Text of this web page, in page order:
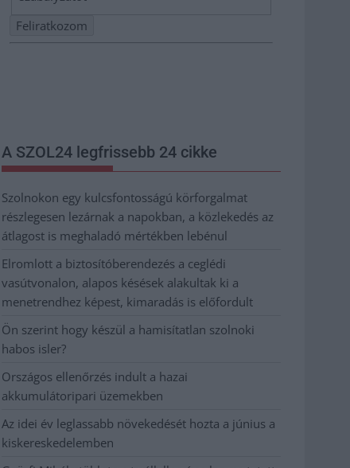
A SZOL24 legfrissebb 24 cikke
Szolnokon egy kulcsfontosságú körforgalmat
részlegesen lezárnak a napokban, a közlekedés az
átlagost is meghaladó mértékben lebénul
Elromlott a biztosítóberendezés a ceglédi
vasútvonalon, alapos késések alakultak ki a
menetrendhez képest, kimaradás is előfordult
Ön szerint hogy készül a hamisítatlan szolnoki
habos isler?
Országos ellenőrzés indult a hazai
akkumulátoripari üzemekben
Az idei év leglassabb növekedését hozta a június a
kiskereskedelemben